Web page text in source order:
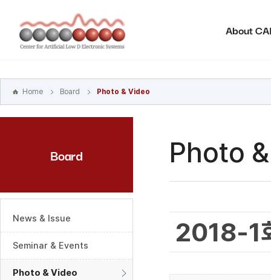
바로가기
주메뉴
바로가기
About
Home Board Photo & Video
Board
News & Issue
Seminar & Events
Photo & Video
Photo
2018-1